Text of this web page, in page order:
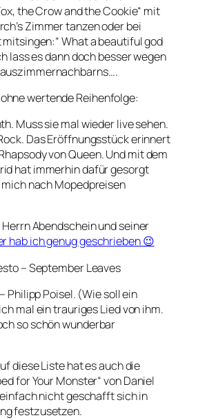
the Crow and the Cookie“ mit
Zimmer tanzen oder bei
What a beautiful god
lass es dann doch besser wegen
wertende Reihenfolge:
Muss sie mal wieder live sehen.
Das Eröffnungsstück erinnert
von Queen. Und mit dem
hat immerhin dafür gesorgt
nach Mopedpreisen
Abendschein und seiner
hab ich genug geschrieben 😉
– September Leaves
Philipp Poisel. (Wie soll ein
mal ein trauriges Lied von ihm.
so schön wunderbar
diese Liste hat es auch die
for Your Monster“ von Daniel
nicht geschafft sich in
festzusetzen.